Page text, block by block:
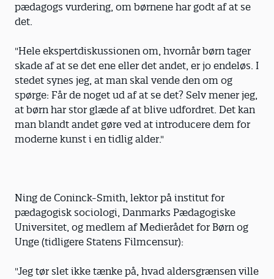
pædagogs vurdering, om børnene har godt af at se
det.
"Hele ekspertdiskussionen om, hvornår børn tager
skade af at se det ene eller det andet, er jo endeløs. I
stedet synes jeg, at man skal vende den om og
spørge: Får de noget ud af at se det? Selv mener jeg,
at børn har stor glæde af at blive udfordret. Det kan
man blandt andet gøre ved at introducere dem for
moderne kunst i en tidlig alder."
Ning de Coninck-Smith, lektor på institut for
pædagogisk sociologi, Danmarks Pædagogiske
Universitet, og medlem af Medierådet for Børn og
Unge (tidligere Statens Filmcensur):
"Jeg tør slet ikke tænke på, hvad aldersgrænsen ville